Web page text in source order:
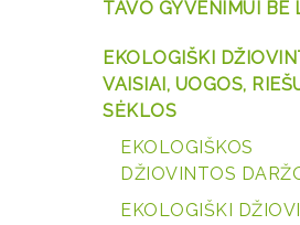
TAVO GYVENIMUI BE
EKOLOGIŠKI
VAISIAI, UOGOS,
SĖKLOS
EKOLOGIŠKOS
DŽIOVINTOS
EKOLOGIŠKI